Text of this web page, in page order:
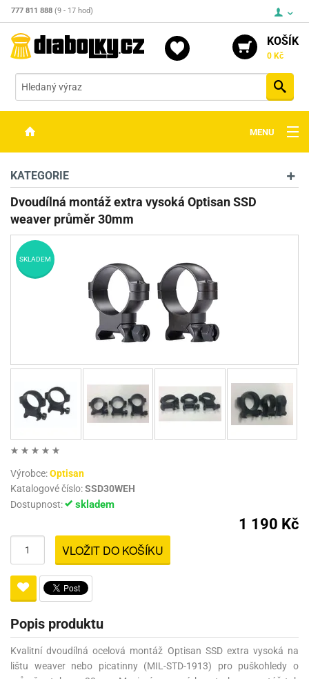
777 811 888 (9 - 17 hod)
KOŠÍK
0 Kč
MENU
OPTIKA
STŘELIVO
PŘÍSLUŠENSTVÍ
DETEKTORY KOVŮ
KATEGORIE
Dvoudílná montáž extra vysoká Optisan SSD
weaver průměr 30mm
SKLADEM
Výrobce:Optisan
Katalogové číslo:SSD30WEH
Dostupnost:
skladem
1 190 Kč
VLOŽIT DO KOŠÍKU
Popis produktu
Kvalitní dvoudílná ocelová montáž Optisan SSD extra vysoká na
lištu weaver nebo picatinny (MIL-STD-1913) pro puškohledy o